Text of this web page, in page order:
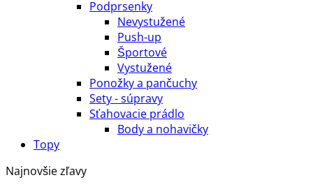
Podprsenky
Nevystužené
Push-up
Športové
Vystužené
Ponožky a pančuchy
Sety - súpravy
Sťahovacie prádlo
Body a nohavičky
Topy
Najnovšie zľavy